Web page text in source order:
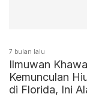
7 bulan lalu
Ilmuwan
Kemunculan
di Florida, Ini